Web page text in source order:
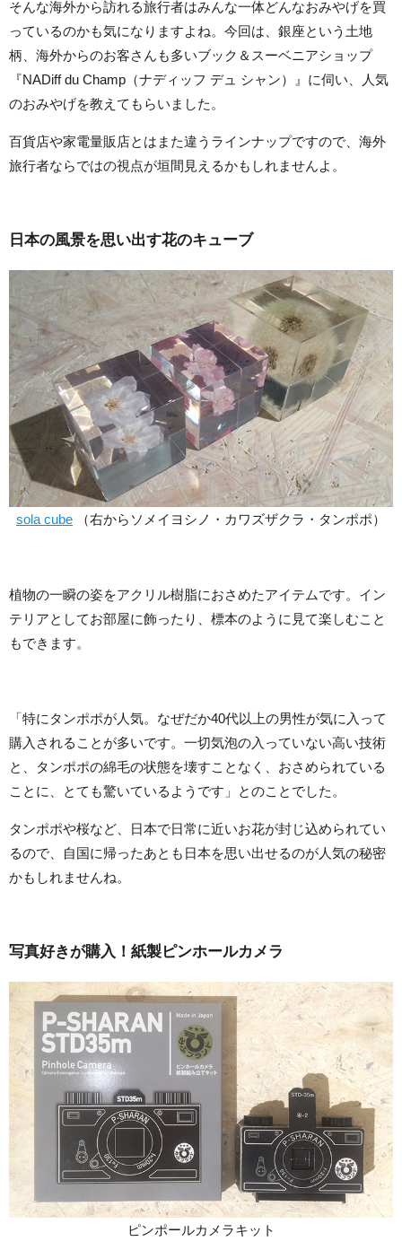
そんな海外から訪れる旅行者はみんな一体どんなおみやげを買
っているのかも気になりますよね。今回は、銀座という土地
柄、海外からのお客さんも多いブック＆スーベニアショップ
『NADiff du Champ（ナディッフ デュ シャン）』に伺い、人気
のおみやげを教えてもらいました。
百貨店や家電量販店とはまた違うラインナップですので、海外
旅行者ならではの視点が垣間見えるかもしれませんよ。
日本の風景を思い出す花のキューブ
sola cube （右からソメイヨシノ・カワズザクラ・タンポポ）
植物の一瞬の姿をアクリル樹脂におさめたアイテムです。イン
テリアとしてお部屋に飾ったり、標本のように見て楽しむこと
もできます。
「特にタンポポが人気。なぜだか40代以上の男性が気に入って
購入されることが多いです。一切気泡の入っていない高い技術
と、タンポポの綿毛の状態を壊すことなく、おさめられている
ことに、とても驚いているようです」とのことでした。
タンポポや桜など、日本で日常に近いお花が封じ込められてい
るので、自国に帰ったあとも日本を思い出せるのが人気の秘密
かもしれませんね。
写真好きが購入！紙製ピンホールカメラ
ピンポールカメラキット